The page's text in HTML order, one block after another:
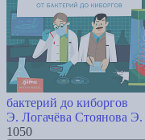
бактерий до киборгов
Э. Логачёва Стоянова Э.
1050